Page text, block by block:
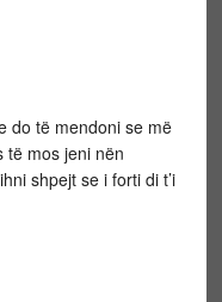
do të mendoni se më
të mos jeni nën
shpejt se i forti di t’i